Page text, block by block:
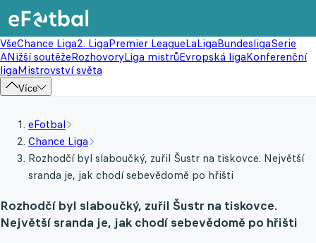
VšeChance Liga2. LigaPremier LeagueLaLigaBundesligaSerie
ANižší soutěžeRozhovoryLiga mistrůEvropská ligaKonferenční
ligaMistrovství světa
Více
eFotbal
Chance Liga
Rozhodčí byl slaboučký, zuřil Šustr na tiskovce. Největší
sranda je, jak chodí sebevědomě po hřišti
Rozhodčí byl slaboučký, zuřil Šustr na tiskovce.
Největší sranda je, jak chodí sebevědomě po hřišti